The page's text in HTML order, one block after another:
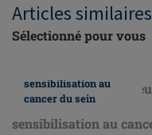
Articles similaires
Sélectionné pour vous
sensibilisation au
cancer du sein